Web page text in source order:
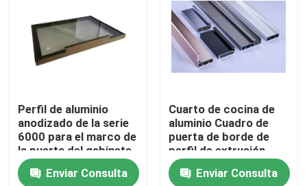
Productos
Sobre nosotros
Perfil de aluminio
anodizado de la serie
6000 para el marco de
la puerta del gabinete
de cocina de longitud
personalizada
Enviar Consulta
Cuarto de cocina de
aluminio Cuadro de
puerta de borde de
perfil de extrusión
Anodizado con
champánEnviar Consulta